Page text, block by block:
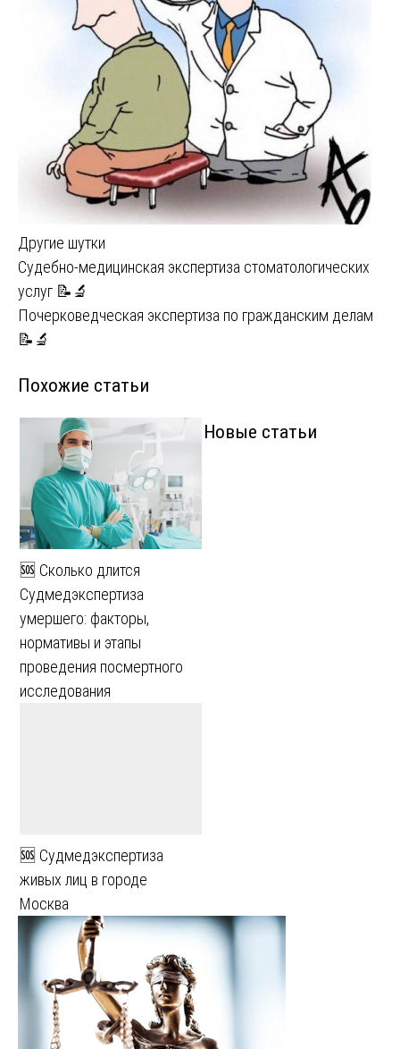
Другие шутки
Навигация
по
записям
Судебно-медицинская экспертиза стоматологических
услуг 📝🔬
Почерковедческая экспертиза по гражданским делам
📝🔬
Похожие статьи
🆘 Сколько длится
Судмедэкспертиза
умершего: факторы,
нормативы и этапы
проведения посмертного
исследования
🆘 Судмедэкспертиза
живых лиц в городе
Москва
Новые статьи